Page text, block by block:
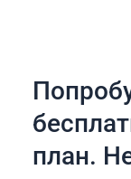
план.